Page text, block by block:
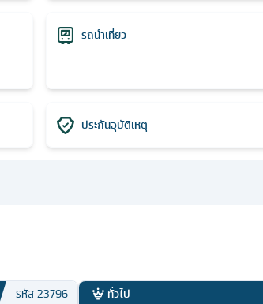
รถนำเที่ยว
ประกันอุบัติเหตุ
รหัส23796 ทั่วไป